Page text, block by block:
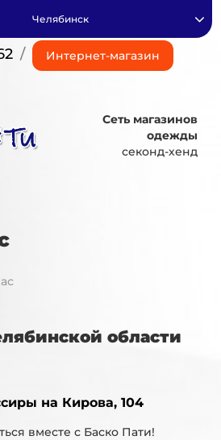
/ Интернет-магазин
Челябинск
Сеть магазинов
одежды
секонд-хенд
области
на Кирова, 104
вместе с Баско Пати!